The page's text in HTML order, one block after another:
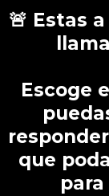
🚨 Estas
Escoge
que
para